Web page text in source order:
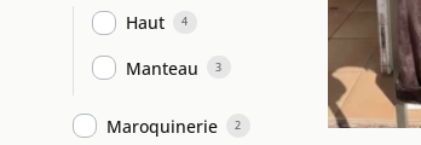
Haut 4
Manteau 3
Maroquinerie 2